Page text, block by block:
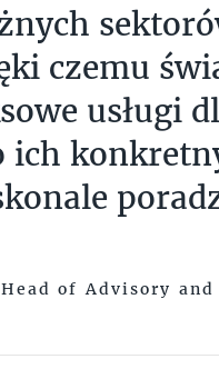
czemu
usługi
ich
of Advisory